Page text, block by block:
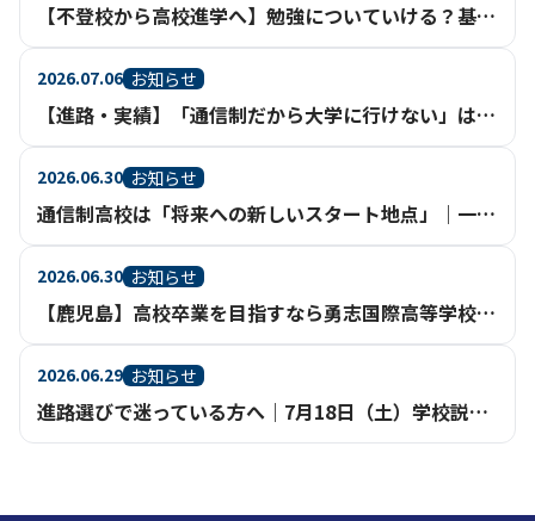
【不登校から高校進学へ】勉強についていける？基礎からさかのぼって学べる通信制高校という選択
2026.07.06 お知らせ
【進路・実績】「通信制だから大学に行けない」は、もう過去のイメージ。【鹿児島】
2026.06.30 お知らせ
通信制高校は「将来への新しいスタート地点」｜一人ひとりの進路実現を支える充実のサポート体制【鹿児島】
2026.06.30 お知らせ
【鹿児島】高校卒業を目指すなら勇志国際高等学校（通信制高校・不登校相談）
2026.06.29 お知らせ
進路選びで迷っている方へ｜7月18日（土）学校説明会を鹿児島天文館で開催